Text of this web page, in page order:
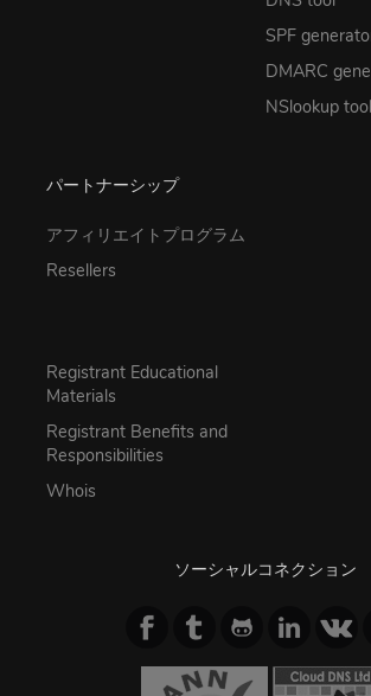
SPF
DMARC
NSlookup tool
パートナーシップ
アフィリエイトプログラム
Resellers
Registrant Educational
Materials
Registrant Benefits and
Responsibilities
Whois
ソーシャルコネクション